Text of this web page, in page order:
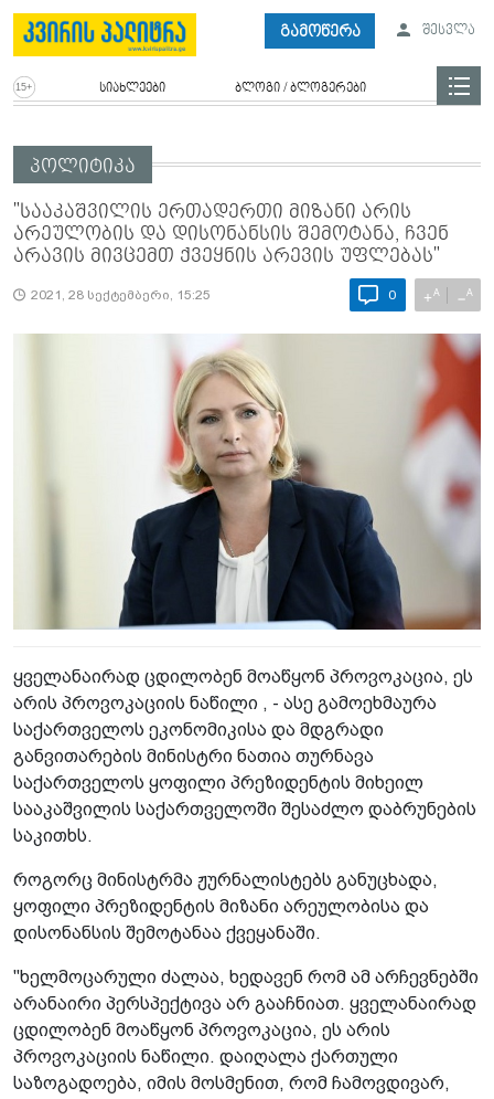
გამოწერა შესვლა
სიახლეები ბლოგი / ბლოგერები
პოლიტიკა
"სააკაშვილის ერთადერთი მიზანი არის
არეულობის და დისონანსის შემოტანა, ჩვენ
არავის მივცემთ ქვეყნის არევის უფლებას"
2021, 28 სექტემბერი, 15:25 0 +A −A
ყველანაირად ცდილობენ მოაწყონ პროვოკაცია, ეს
არის პროვოკაციის ნაწილი , - ასე გამოეხმაურა
საქართველოს ეკონომიკისა და მდგრადი
განვითარების მინისტრი ნათია თურნავა
საქართველოს ყოფილი პრეზიდენტის მიხეილ
სააკაშვილის საქართველოში შესაძლო დაბრუნების
საკითხს.
როგორც მინისტრმა ჟურნალისტებს განუცხადა,
ყოფილი პრეზიდენტის მიზანი არეულობისა და
დისონანსის შემოტანაა ქვეყანაში.
"ხელმოცარული ძალაა, ხედავენ რომ ამ არჩევნებში
არანაირი პერსპექტივა არ გააჩნიათ. ყველანაირად
ცდილობენ მოაწყონ პროვოკაცია, ეს არის
პროვოკაციის ნაწილი. დაიღალა ქართული
საზოგადოება, იმის მოსმენით, რომ ჩამოვდივარ,